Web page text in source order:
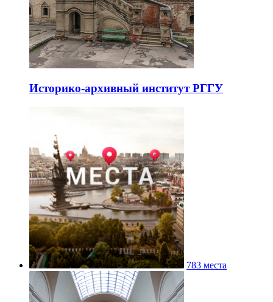
Историко-архивный институт РГГУ
783 места